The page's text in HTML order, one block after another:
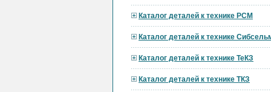
Каталог деталей к технике РСМ
Каталог деталей к технике
Каталог деталей к технике ТеКЗ
Каталог деталей к технике ТКЗ